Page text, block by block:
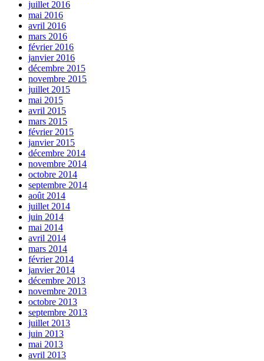
juillet 2016
mai 2016
avril 2016
mars 2016
février 2016
janvier 2016
décembre 2015
novembre 2015
juillet 2015
mai 2015
avril 2015
mars 2015
février 2015
janvier 2015
décembre 2014
novembre 2014
octobre 2014
septembre 2014
août 2014
juillet 2014
juin 2014
mai 2014
avril 2014
mars 2014
février 2014
janvier 2014
décembre 2013
novembre 2013
octobre 2013
septembre 2013
juillet 2013
juin 2013
mai 2013
avril 2013